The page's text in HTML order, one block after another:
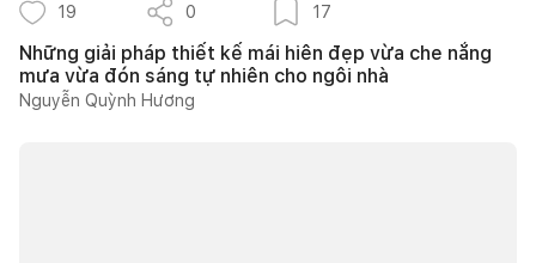
19 0 17
Những giải pháp thiết kế mái hiên đẹp vừa che nắng
mưa vừa đón sáng tự nhiên cho ngôi nhà
Nguyễn Quỳnh Hương